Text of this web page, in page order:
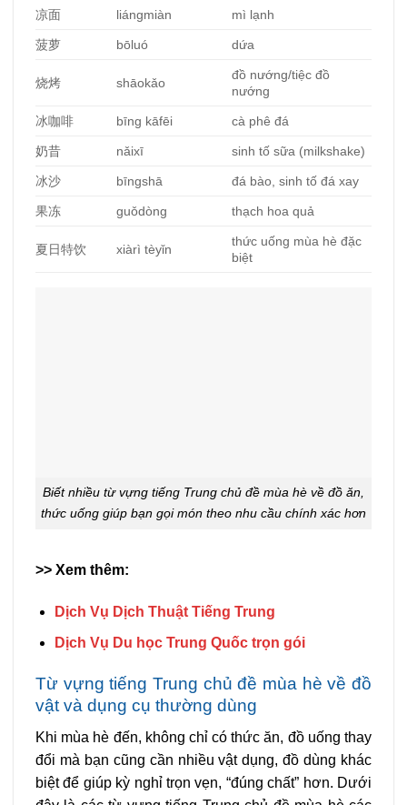
凉面 liángmiàn mì lạnh
菠萝 bōluó dứa
烧烤 shāokǎo
đồ nướng/tiệc đồ
nướng
冰咖啡 bīng kāfēi cà phê đá
奶昔 nǎixī sinh tố sữa (milkshake)
冰沙 bīngshā đá bào, sinh tố đá xay
果冻 guǒdòng thạch hoa quả
夏日特饮 xiàrì tèyǐn
thức uống mùa hè đặc
biệt
Biết nhiều từ vựng tiếng Trung chủ đề mùa hè về đồ ăn,
thức uống giúp bạn gọi món theo nhu cầu chính xác hơn
>> Xem thêm:
Dịch Vụ Dịch Thuật Tiếng Trung
Dịch Vụ Du học Trung Quốc trọn gói
Từ vựng tiếng Trung chủ đề mùa hè về đồ
vật và dụng cụ thường dùng
Khi mùa hè đến, không chỉ có thức ăn, đồ uống thay
đổi mà bạn cũng cần nhiều vật dụng, đồ dùng khác
biệt để giúp kỳ nghỉ trọn vẹn, “đúng chất” hơn. Dưới